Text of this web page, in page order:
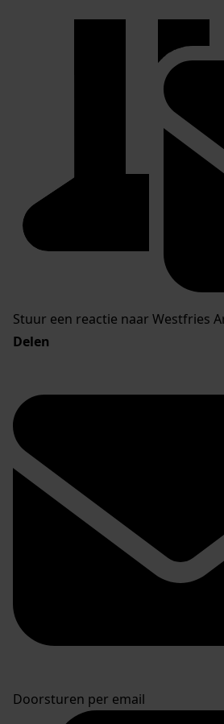
Stuur een reactie naar Westfries
Delen
Doorsturen per email